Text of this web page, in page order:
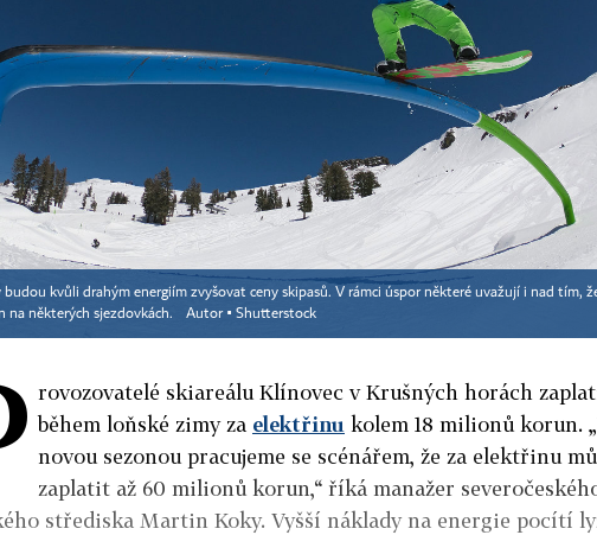
budou kvůli drahým energiím zvyšovat ceny skipasů. V rámci úspor některé uvažují i nad tím,
na některých sjezdovkách.
Autor ▪ Shutterstock
rovozovatelé skiareálu Klínovec v Krušných horách
během loňské zimy za elektřinu kolem 18 milionů korun.
novou sezonou pracujeme se scénářem, že za elektřinu
zaplatit až 60 milionů korun,“ říká manažer
střediska Martin Koky. Vyšší náklady na energie pocítí